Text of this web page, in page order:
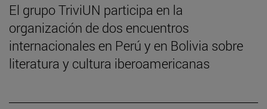
El grupo TriviUN participa en la
organización de dos encuentros
internacionales en Perú y en Bolivia sobre
literatura y cultura iberoamericanas